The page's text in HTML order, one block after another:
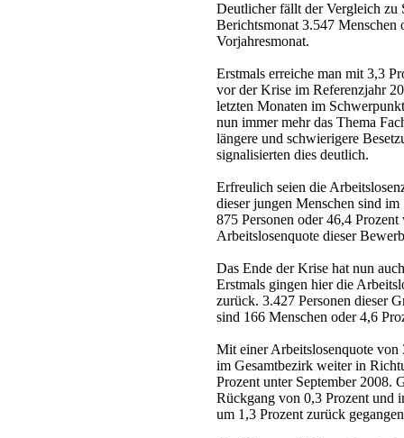
Deutlicher fällt der Vergleich zu
Berichtsmonat 3.547 Menschen
Vorjahresmonat.
Erstmals erreiche man mit 3,3
vor der Krise im Referenzjahr
letzten Monaten im
nun immer mehr das Thema
längere und schwierigere
signalisierten dies deutlich.
Erfreulich seien die
dieser jungen Menschen sind
875 Personen oder 46,4
Arbeitslosenquote dieser
Das Ende der Krise hat nun
Erstmals gingen hier die
zurück. 3.427 Personen dieser
sind 166 Menschen oder 4,6
Mit einer Arbeitslosenquote von
im Gesamtbezirk weiter in
Prozent unter September 2008.
Rückgang von 0,3 Prozent und
um 1,3 Prozent zurück